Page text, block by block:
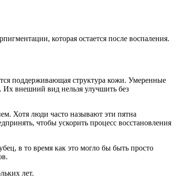
которая остается после воспаления.
поддерживающая структура кожи. Умеренные
Их внешний вид нельзя улучшить без
Хотя люди часто называют эти пятна
чтобы ускорить процесс восстановления
в то время как это могло бы быть просто
лет.